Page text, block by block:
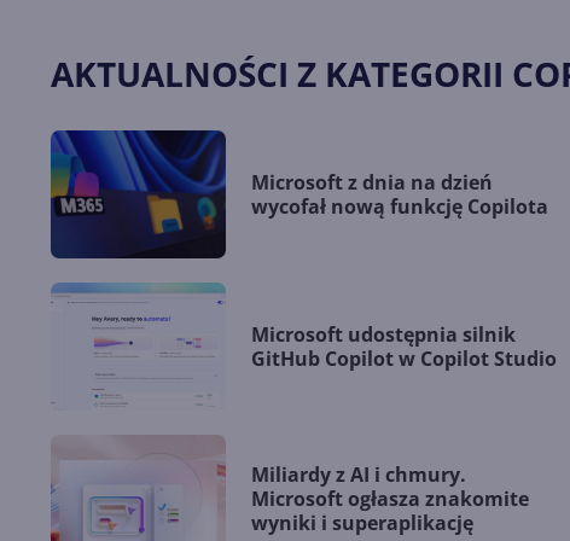
AKTUALNOŚCI Z KATEGORII
Microsoft z dnia na dzień
wycofał nową funkcję Copilota
Microsoft udostępnia silnik
GitHub Copilot w Copilot Studio
Miliardy z AI i chmury.
Microsoft ogłasza znakomite
wyniki i superaplikację